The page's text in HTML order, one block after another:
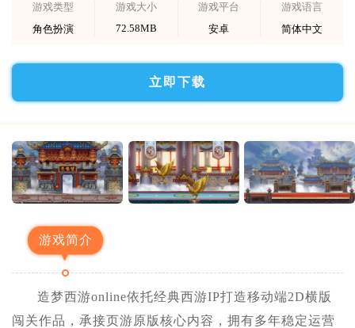
游戏类型
角色扮演
游戏大小
72.58MB
游戏平台
安卓
游戏语言
简体中文
立即下载
游戏简介
造梦西游online依托经典西游IP打造移动端2D横版
闯关作品，承接页游原版核心内容，拥有多年稳定运营